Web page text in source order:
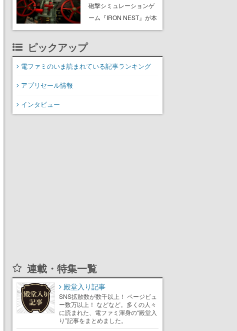
砲撃シミュレーションゲ
ーム『IRON NEST』が本
日8月7日Steamにてリリ
オペでこなし、強烈な一
撃をブチかませるロマン
ピックアップ
電ファミのいま読まれている記事ランキング
アプリセール情報
インタビュー
連載・特集一覧
殿堂入り記事
SNS拡散数が数千以上！ ページビュ
ー数万以上！ などなど。多くの人々
に読まれた、電ファミ渾身の“殿堂入
り”記事をまとめました。